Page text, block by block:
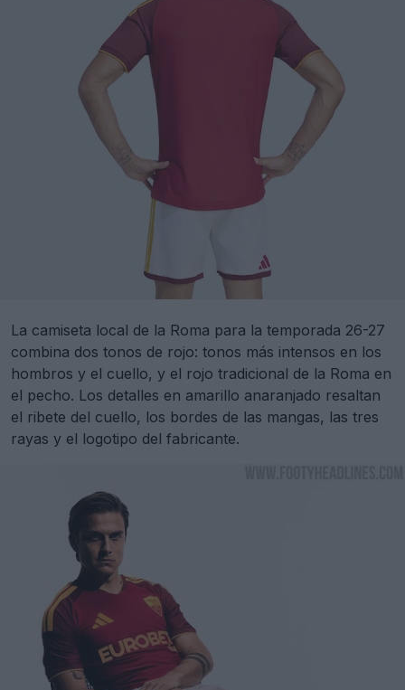
La camiseta local de la Roma para la temporada 26-27
combina dos tonos de rojo: tonos más intensos en los
hombros y el cuello, y el rojo tradicional de la Roma en
el pecho. Los detalles en amarillo anaranjado resaltan
el ribete del cuello, los bordes de las mangas, las tres
rayas y el logotipo del fabricante.